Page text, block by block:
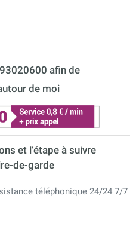
afin de
de moi
et l’étape à suivre
de-garde
téléphonique 24/24 7/7